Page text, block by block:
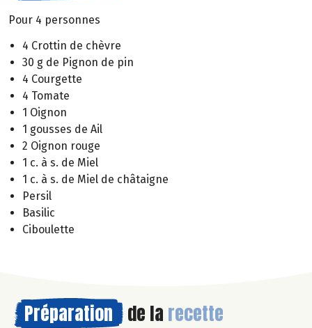
Pour 4 personnes
4 Crottin de chèvre
30 g de Pignon de pin
4 Courgette
4 Tomate
1 Oignon
1 gousses de Ail
2 Oignon rouge
1 c. à s. de Miel
1 c. à s. de Miel de châtaigne
Persil
Basilic
Ciboulette
Préparation de la recette